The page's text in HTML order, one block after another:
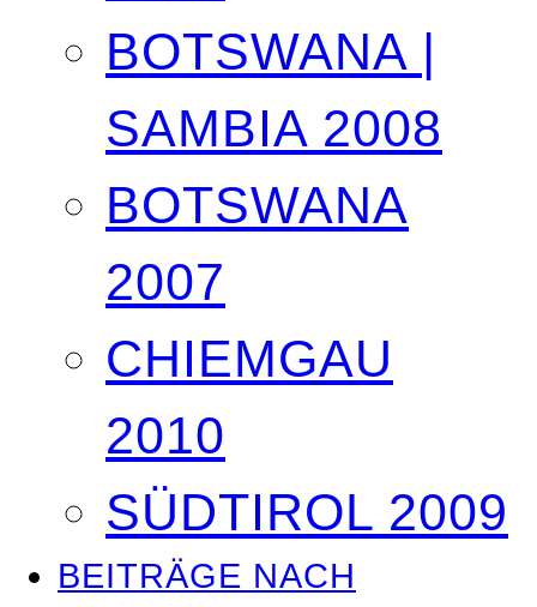
BOTSWANA |
SAMBIA 2008
BOTSWANA
2007
CHIEMGAU
2010
SÜDTIROL 2009
BEITRÄGE NACH